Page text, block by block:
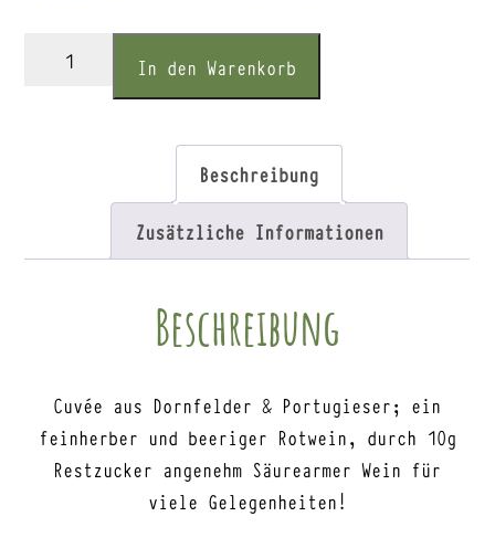
Riffel
In den Warenkorb
Beschreibung
Zusätzliche Informationen
Beschreibung
Cuvée aus Dornfelder & Portugieser; ein
feinherber und beeriger Rotwein, durch 10g
Restzucker angenehm Säurearmer Wein für
viele Gelegenheiten!